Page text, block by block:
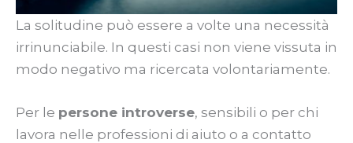
La solitudine può essere a volte una necessità
irrinunciabile. In questi casi non viene vissuta in
modo negativo ma ricercata volontariamente.
Per le persone introverse, sensibili o per chi
lavora nelle professioni di aiuto o a contatto